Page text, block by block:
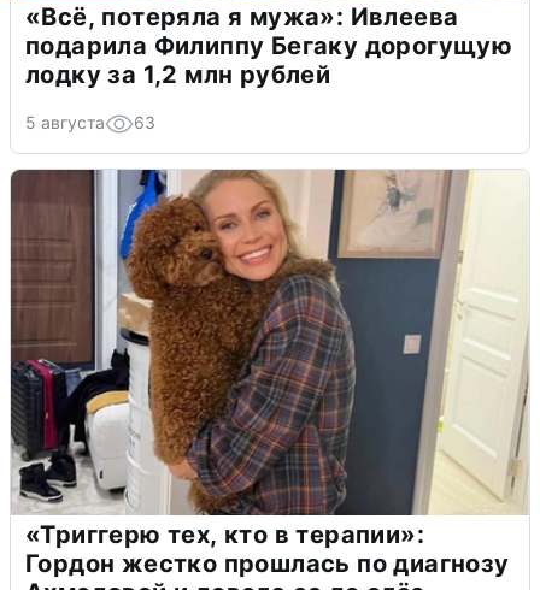
«Всё, потеряла я мужа»: Ивлеева
подарила Филиппу Бегаку дорогущую
лодку за 1,2 млн рублей
5 августа 63
«Триггерю тех, кто в терапии»:
Гордон жестко прошлась по диагнозу